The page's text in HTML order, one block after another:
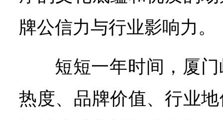
牌公信力与行业影响力。
短短一年时间，厦
热度、品牌价值、行业